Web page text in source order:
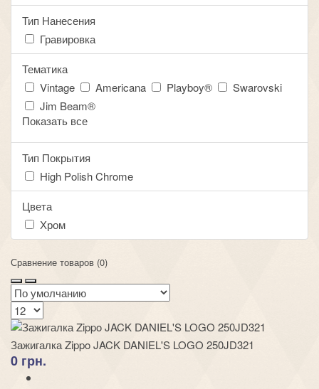
Тип Нанесения
Гравировка
Тематика
Vintage
Americana Playboy®
Swarovski
Jim Beam®
Показать все
Тип Покрытия
High Polish Chrome
Цвета
Хром
Сравнение товаров (0)
Зажигалка Zippo JACK DANIEL'S LOGO 250JD321
0 грн.